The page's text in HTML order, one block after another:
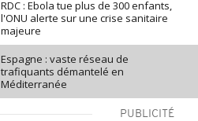
RDC : Ebola tue plus de 300 enfants,
l'ONU alerte sur une crise sanitaire
majeure
Espagne : vaste réseau de
trafiquants démantelé en
Méditerranée
PUBLICITÉ